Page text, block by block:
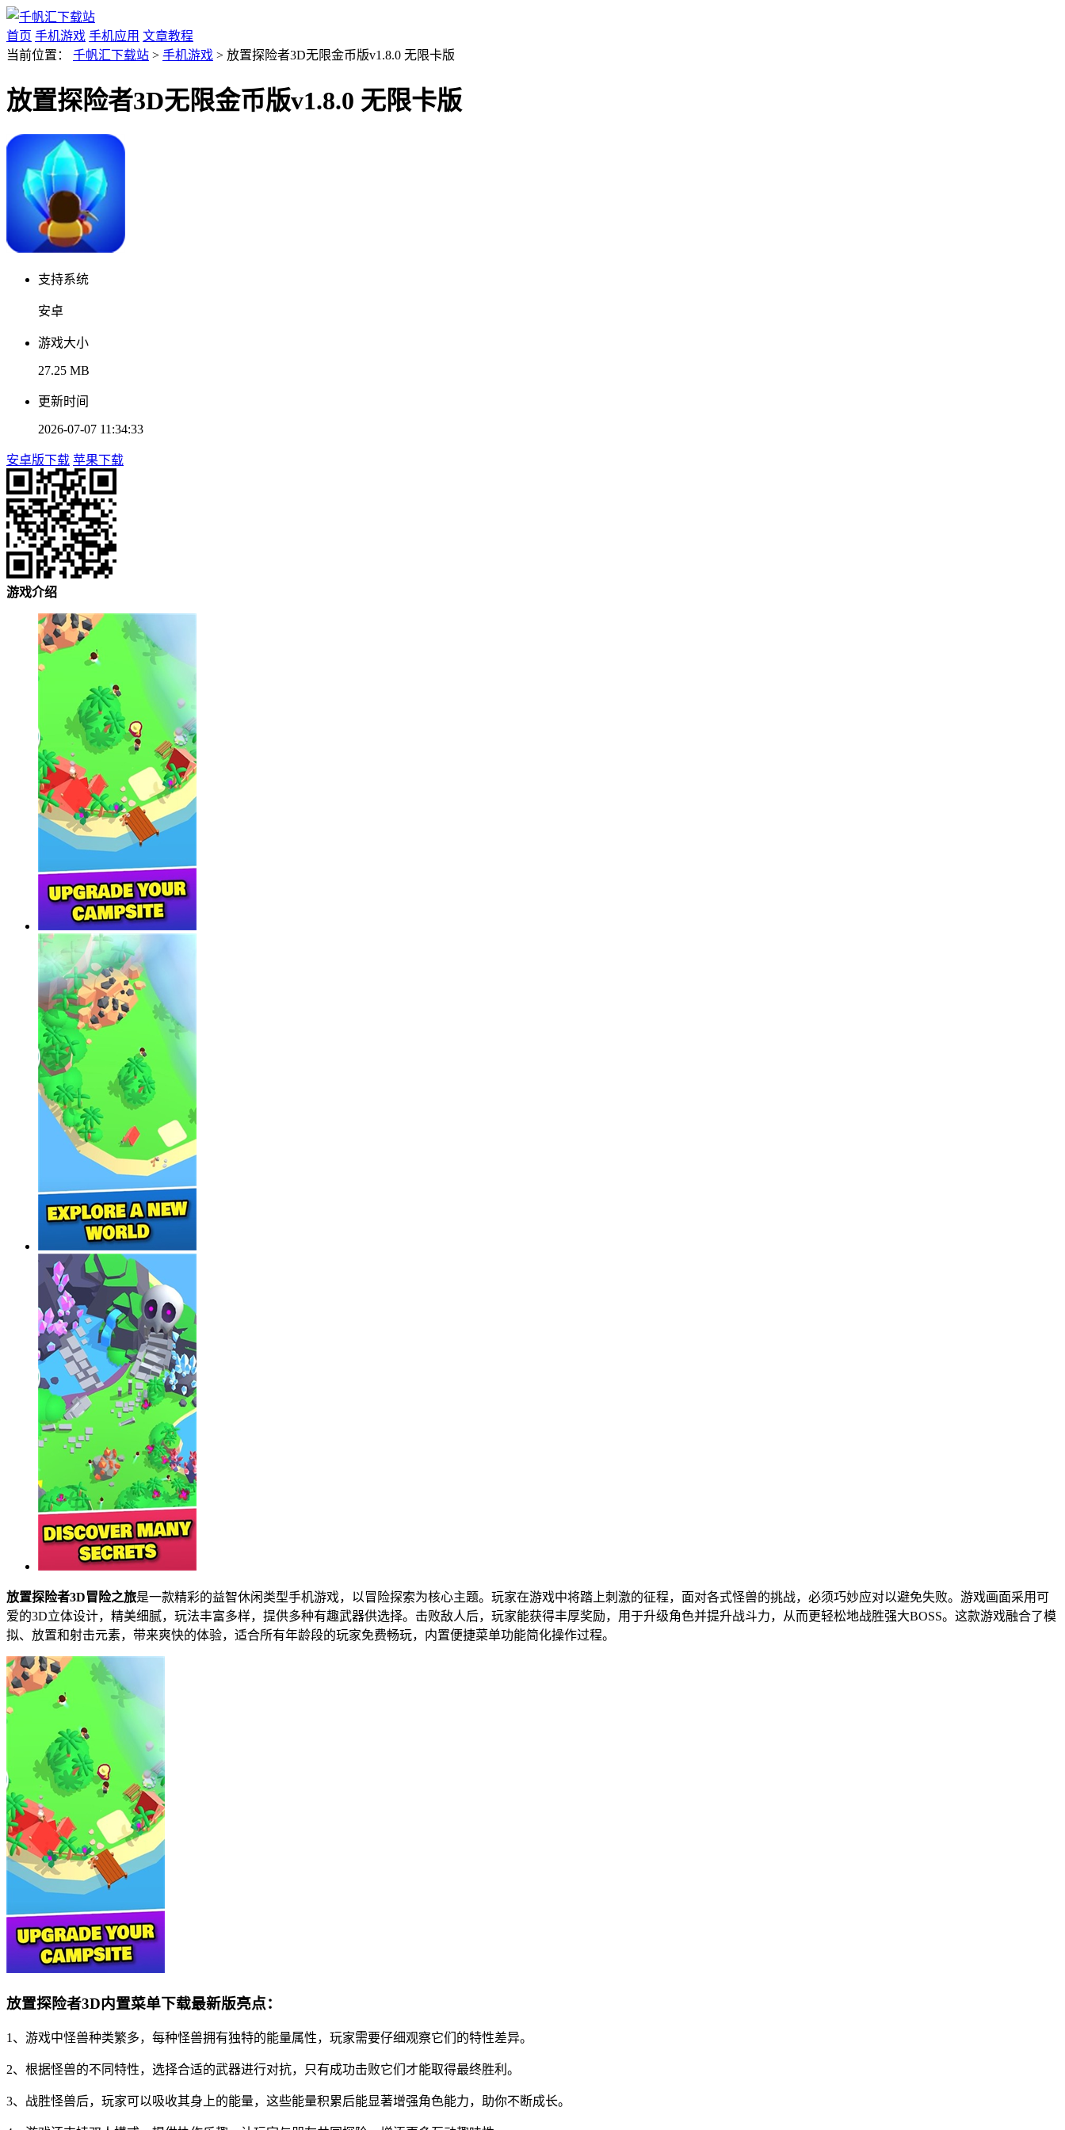
首页 手机游戏 手机应用 文章教程
当前位置： 千帆汇下载站 > 手机游戏 > 放置探险者3D无限金币版v1.8.0 无限卡版
放置探险者3D无限金币版v1.8.0 无限卡版
支持系统
安卓
游戏大小
27.25 MB
更新时间
2026-07-07 11:34:33
安卓版下载 苹果下载
游戏介绍
放置探险者3D冒险之旅是一款精彩的益智休闲类型手机游戏，以冒险探索为核心主题。玩家在游戏中将踏上刺激的征程，面对各式怪兽的挑战，必须巧妙应对以避免失败。游戏画面采用可
爱的3D立体设计，精美细腻，玩法丰富多样，提供多种有趣武器供选择。击败敌人后，玩家能获得丰厚奖励，用于升级角色并提升战斗力，从而更轻松地战胜强大BOSS。这款游戏融合了模
拟、放置和射击元素，带来爽快的体验，适合所有年龄段的玩家免费畅玩，内置便捷菜单功能简化操作过程。
放置探险者3D内置菜单下载最新版亮点：
1、游戏中怪兽种类繁多，每种怪兽拥有独特的能量属性，玩家需要仔细观察它们的特性差异。
2、根据怪兽的不同特性，选择合适的武器进行对抗，只有成功击败它们才能取得最终胜利。
3、战胜怪兽后，玩家可以吸收其身上的能量，这些能量积累后能显著增强角色能力，助你不断成长。